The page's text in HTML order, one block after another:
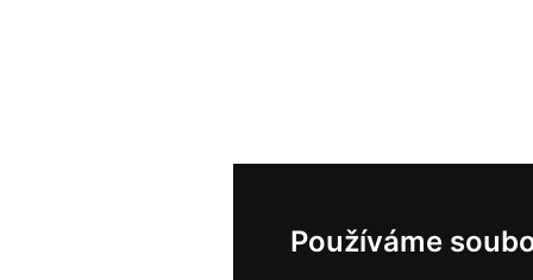
Používáme